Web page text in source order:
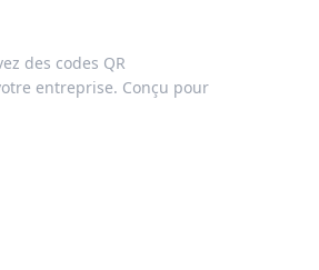
des codes QR
entreprise. Conçu pour